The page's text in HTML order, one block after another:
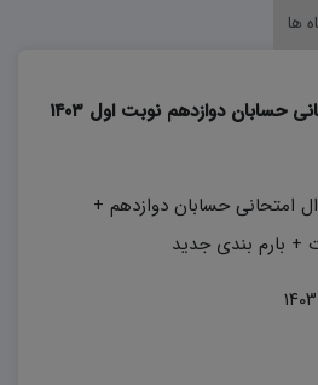
ها
دانلود نمونه سوالات امتحانی حسابان دوازدهم نوبت اول ۱۴۰۳
امتحانی حسابان دوازدهم +
+ بارم بندی جدید